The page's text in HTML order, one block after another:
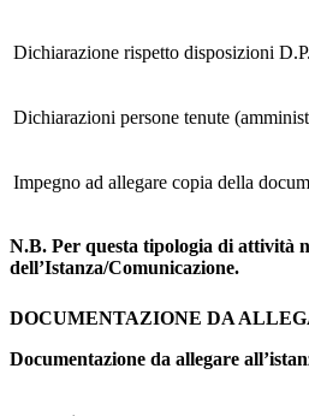
Dichiarazione rispetto disposizioni
Dichiarazioni persone tenute
Impegno ad allegare copia della
N.B. Per questa tipologia di attività
dell’Istanza/Comunicazione.
DOCUMENTAZIONE DA
Documentazione da allegare